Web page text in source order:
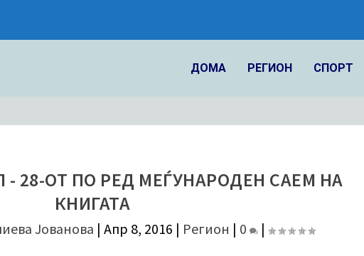
ДОМА РЕГИОН СПОРТ
- 28-ОТ ПО РЕД МЕЃУНАРОДЕН САЕМ НА
КНИГАТА
Јованова | Апр 8, 2016 | Регион | 0 |